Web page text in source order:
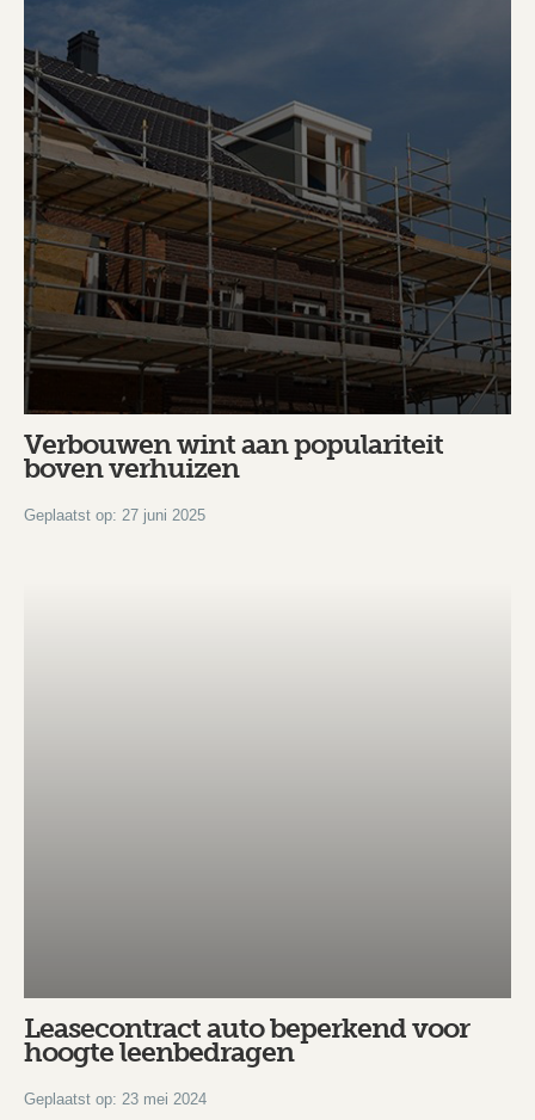
Verbouwen wint aan populariteit
boven verhuizen
Geplaatst op: 27 juni 2025
Leasecontract auto beperkend voor
hoogte leenbedragen
Geplaatst op: 23 mei 2024